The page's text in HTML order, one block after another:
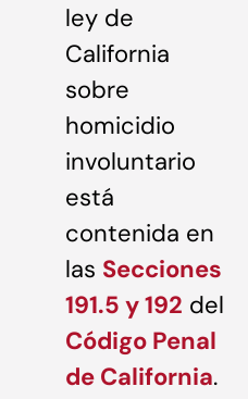
ley de
California
sobre
homicidio
involuntario
está
contenida en
las Secciones
191.5 y 192 del
Código Penal
de California.